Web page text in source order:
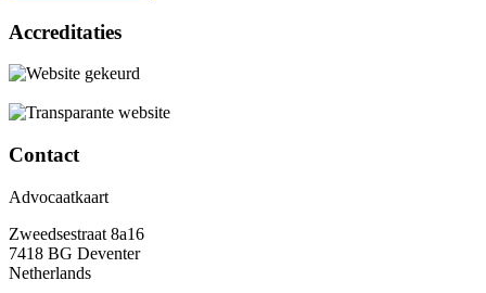
Accreditaties
Contact
Advocaatkaart
Zweedsestraat 8a16
7418 BG Deventer
Netherlands